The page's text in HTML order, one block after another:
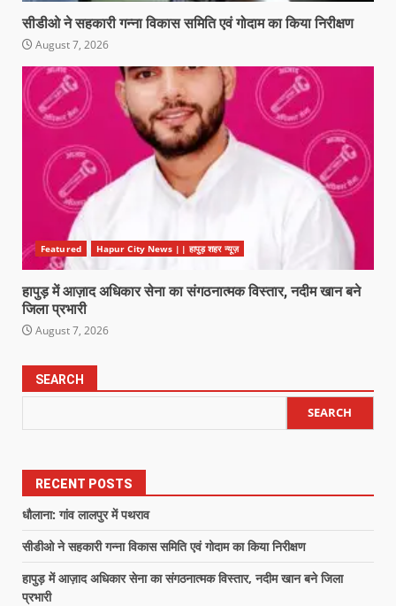
सीडीओ ने सहकारी गन्ना विकास समिति एवं गोदाम का किया निरीक्षण
August 7, 2026
Featured Hapur City News || हापुड़ शहर न्यूज़
हापुड़ में आज़ाद अधिकार सेना का संगठनात्मक विस्तार, नदीम खान बने
जिला प्रभारी
August 7, 2026
SEARCH
SEARCH
RECENT POSTS
धौलाना: गांव लालपुर में पथराव
सीडीओ ने सहकारी गन्ना विकास समिति एवं गोदाम का किया निरीक्षण
हापुड़ में आज़ाद अधिकार सेना का संगठनात्मक विस्तार, नदीम खान बने जिला
प्रभारी